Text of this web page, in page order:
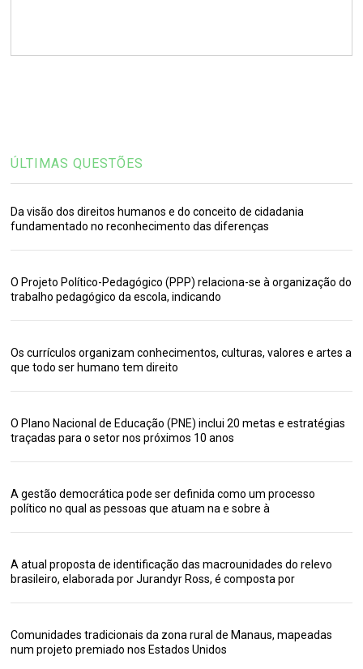
ÚLTIMAS QUESTÕES
Da visão dos direitos humanos e do conceito de cidadania
fundamentado no reconhecimento das diferenças
O Projeto Político-Pedagógico (PPP) relaciona-se à organização do
trabalho pedagógico da escola, indicando
Os currículos organizam conhecimentos, culturas, valores e artes a
que todo ser humano tem direito
O Plano Nacional de Educação (PNE) inclui 20 metas e estratégias
traçadas para o setor nos próximos 10 anos
A gestão democrática pode ser definida como um processo
político no qual as pessoas que atuam na e sobre à
A atual proposta de identificação das macrounidades do relevo
brasileiro, elaborada por Jurandyr Ross, é composta por
Comunidades tradicionais da zona rural de Manaus, mapeadas
num projeto premiado nos Estados Unidos